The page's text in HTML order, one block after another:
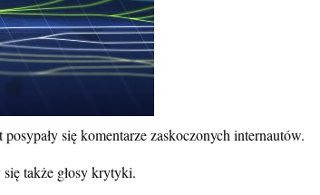
się komentarze zaskoczonych internautów.
także głosy krytyki.